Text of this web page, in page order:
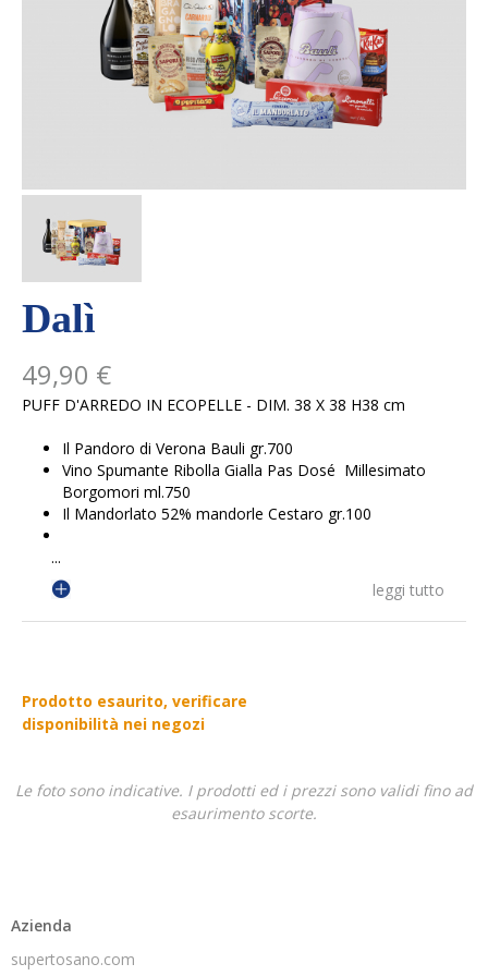
Dalì
49,90 €
PUFF D'ARREDO IN ECOPELLE - DIM. 38 X 38 H38 cm
Il Pandoro di Verona Bauli gr.700
Vino Spumante Ribolla Gialla Pas Dosé Millesimato
Borgomori ml.750
Il Mandorlato 52% mandorle Cestaro gr.100
...
leggi tutto
Prodotto esaurito, verificare
disponibilità nei negozi
Le foto sono indicative. I prodotti ed i prezzi sono validi fino ad
esaurimento scorte.
Azienda
supertosano.com